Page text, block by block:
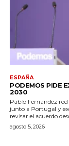
ESPAÑA
PODEMOS PIDE
2030
Pablo Fernández
junto a Portugal y
revisar el acuerdo
agosto 5, 2026